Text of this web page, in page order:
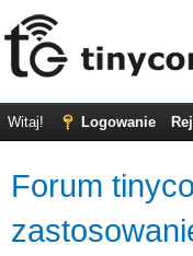
Witaj! Logowanie
Forum